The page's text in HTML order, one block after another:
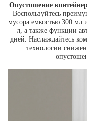
Опустошение
Воспользуйтесь
мусора емкостью 300 мл
л, а также функции
дней. Наслаждайтесь
технологии